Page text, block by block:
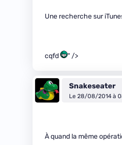
Une recherche sur
cqfd " />
Snakeseater
Le 28/08/2014 à
À quand la même